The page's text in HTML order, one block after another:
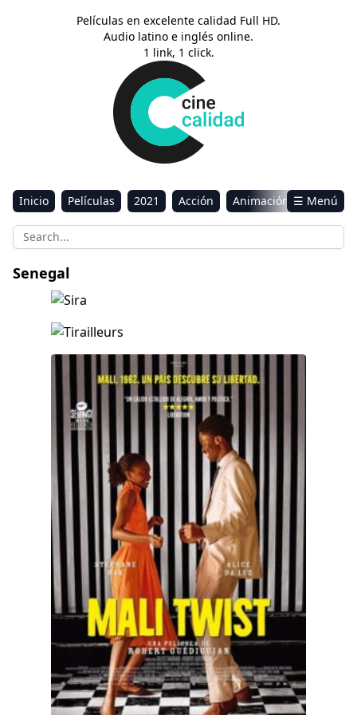
Películas en excelente calidad Full HD.
Audio latino e inglés online.
1 link, 1 click.
Inicio Películas 2021 Acción
Animación
Aventura
Ciencia ficción Comedia
Drama
Sci-Fi & Fantasy
☰ Menú
Senegal
Sira
Tirailleurs